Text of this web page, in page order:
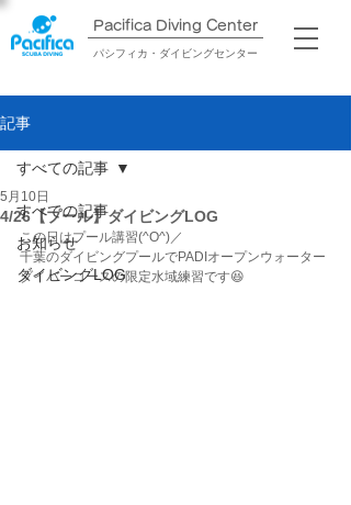
Pacifica Diving Center​
パシフィカ・ダイビングセンター
記事
すべての記事
お知らせ
ダイビングLOG
すべての記事
4/26【プール】ダイビングLOG
5月10日
この日はプール講習(^O^)／
千葉のダイビングプールでPADIオープンウォーター
ダイバーコースの限定水域練習です😆